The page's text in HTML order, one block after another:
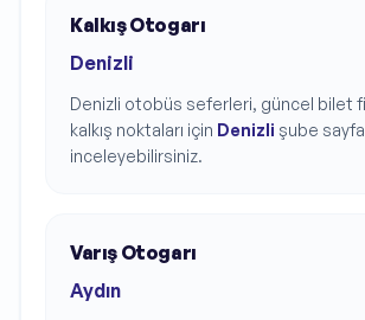
Kalkış Otogarı
Denizli
Denizli otobüs seferleri, güncel bilet
kalkış noktaları için Denizli şube
inceleyebilirsiniz.
Varış Otogarı
Aydın